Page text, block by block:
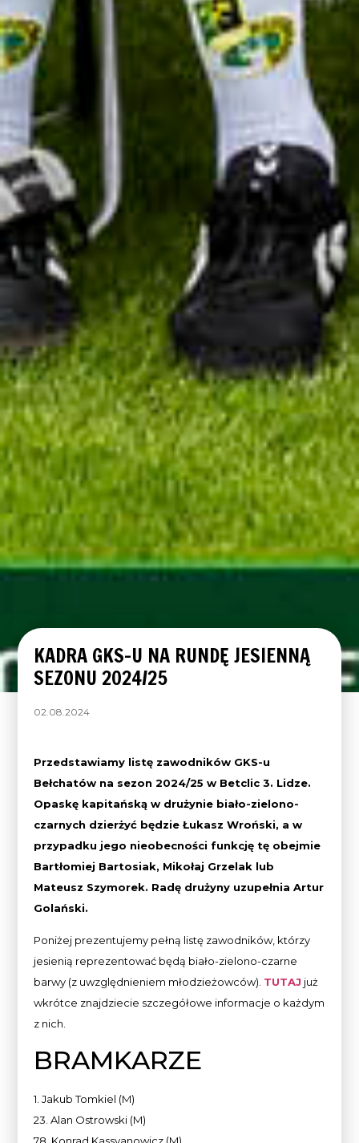
KADRA GKS-U NA RUNDĘ JESIENNĄ
SEZONU 2024/25
02.08.2024
Przedstawiamy listę zawodników GKS-u
Bełchatów na sezon 2024/25 w Betclic 3. Lidze.
Opaskę kapitańską w drużynie biało-zielono-
czarnych dzierżyć będzie Łukasz Wroński, a w
przypadku jego nieobecności funkcję tę obejmie
Bartłomiej Bartosiak, Mikołaj Grzelak lub
Mateusz Szymorek. Radę drużyny uzupełnia Artur
Golański.
Poniżej prezentujemy pełną listę zawodników, którzy
jesienią reprezentować będą biało-zielono-czarne
barwy (z uwzględnieniem młodzieżowców). TUTAJ już
wkrótce znajdziecie szczegółowe informacje o każdym
z nich.
BRAMKARZE
1. Jakub Tomkiel (M)
23. Alan Ostrowski (M)